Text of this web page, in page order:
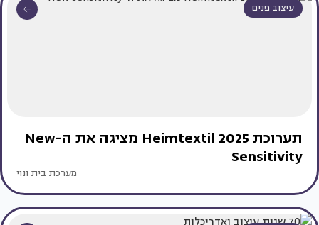
עיצוב פנים
תערוכת Heimtextil 2025 מציגה את ה-New
Sensitivity
מערכת בית ונוי